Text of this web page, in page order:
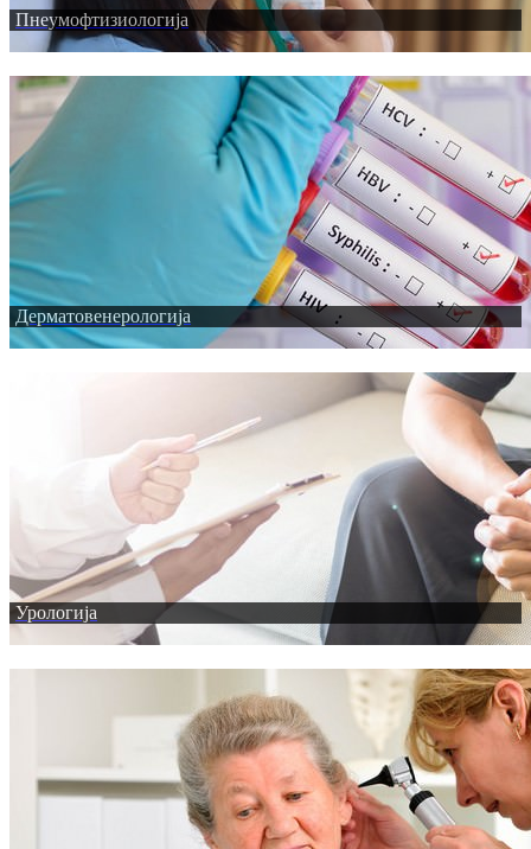
Пнеумофтизиологија
Дерматовенерологија
Урологија